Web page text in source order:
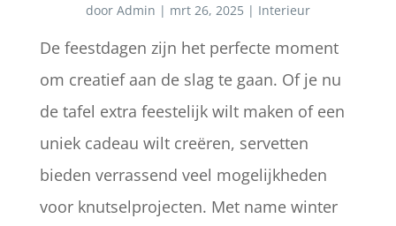
door Admin | mrt 26, 2025 | Interieur
De feestdagen zijn het perfecte moment
om creatief aan de slag te gaan. Of je nu
de tafel extra feestelijk wilt maken of een
uniek cadeau wilt creëren, servetten
bieden verrassend veel mogelijkheden
voor knutselprojecten. Met name winter